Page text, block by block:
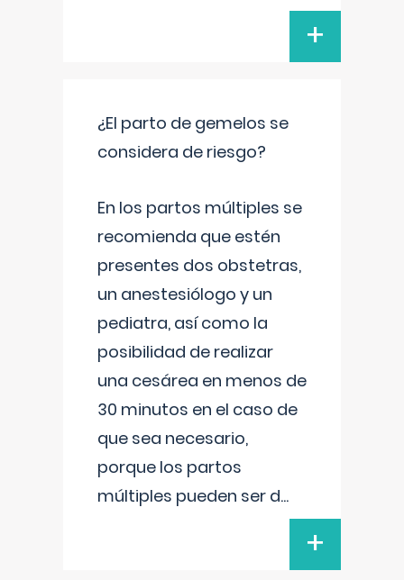
+
¿El parto de gemelos se
considera de riesgo?
En los partos múltiples se
recomienda que estén
presentes dos obstetras,
un anestesiólogo y un
pediatra, así como la
posibilidad de realizar
una cesárea en menos de
30 minutos en el caso de
que sea necesario,
porque los partos
múltiples pueden ser d...
+